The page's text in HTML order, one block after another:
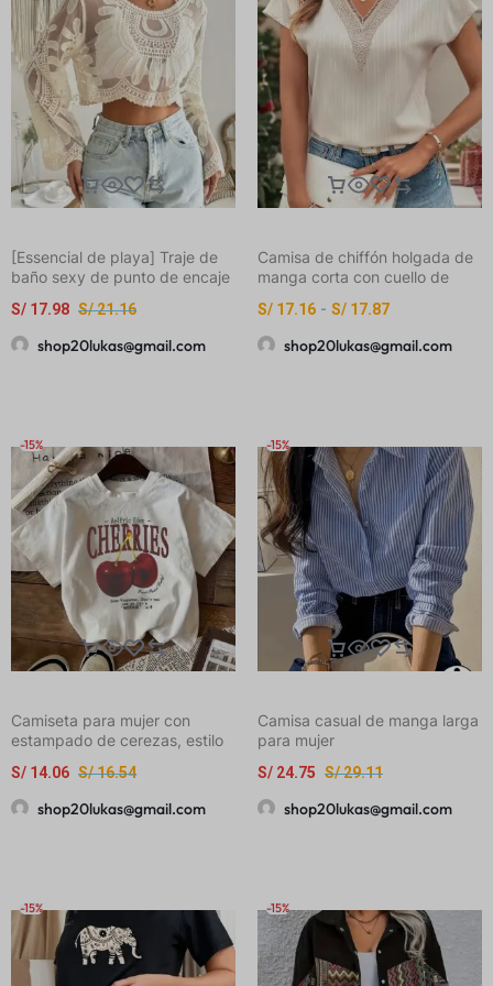
[Essencial de playa] Traje de
baño sexy de punto de encaje
manga larga y pantalones
cortos de mezclilla rasgados
para mujer, perfecto para
S/21.16
S/ 17.98
shop20lukas@gmail.com
Camisa de chiffón holgada de
manga corta con cuello de
para damas, primavera y
verano
S/ 17.16 - S/ 17.87
shop20lukas@gmail.com
-15%
Camiseta para mujer con
estampado de cerezas, estilo
S/16.54
S/ 14.06
shop20lukas@gmail.com
-15%
Camisa casual de manga larga
para mujer
S/29.11
S/ 24.75
shop20lukas@gmail.com
-15% -15%